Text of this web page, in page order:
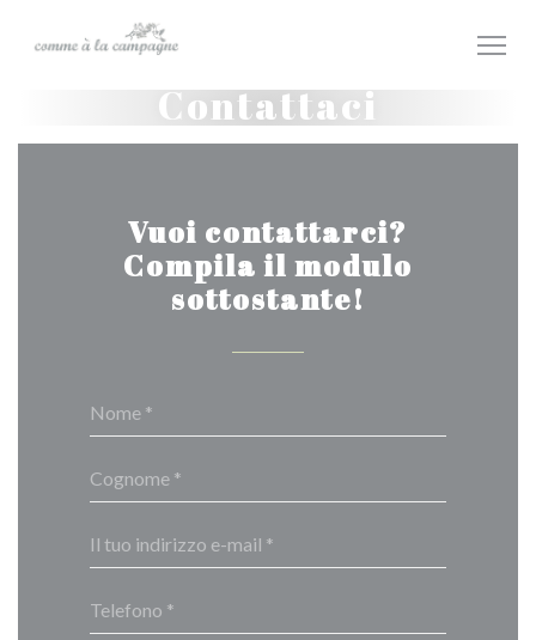
Contattaci
Vuoi contattarci?
Compila il modulo
sottostante!